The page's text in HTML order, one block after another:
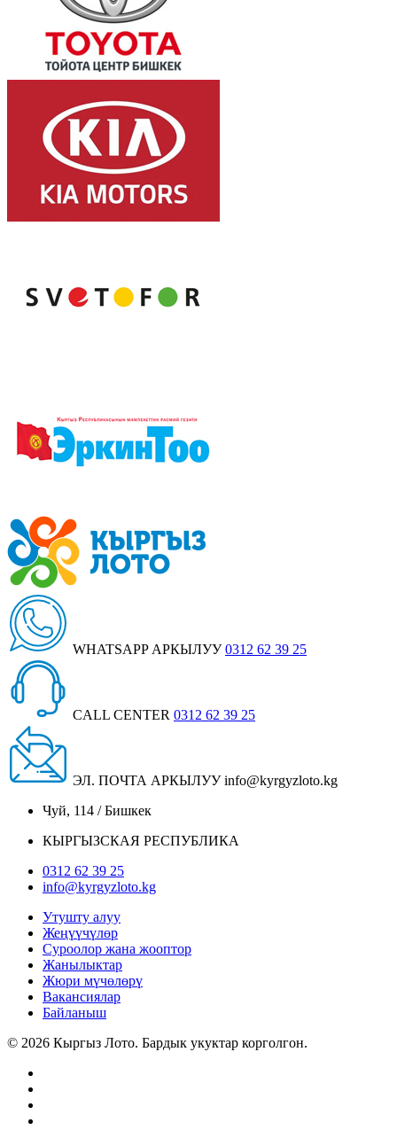
WHATSAPP АРКЫЛУУ 0312 62 39 25
CALL CENTER 0312 62 39 25
ЭЛ. ПОЧТА АРКЫЛУУ info@kyrgyzloto.kg
Чуй, 114 / Бишкек
КЫРГЫЗСКАЯ РЕСПУБЛИКА
0312 62 39 25
info@kyrgyzloto.kg
Утушту алуу
Жеңүүчүлөр
Суроолор жана жооптор
Жанылыктар
Жюри мүчөлөрү
Вакансиялар
Байланыш
© 2026 Кыргыз Лото. Бардык укуктар корголгон.